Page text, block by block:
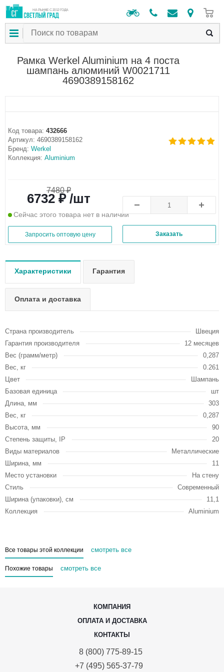
НА РЫНКЕ С 2012 ГОДА
Рамка Werkel Aluminium на 4 поста
шампань алюминий W0021711
4690389158162
Код товара: 432666
Артикул: 4690389158162
Бренд: Werkel
Коллекция: Aluminium
7480 ₽
6732 ₽ /шт
Сейчас этого товара нет в наличии
Запросить оптовую цену Заказать
Характеристики Гарантия
Оплата и доставка
Страна производитель
Швеция
Гарантия производителя
12 месяцев
Вес (грамм/метр)
0,287
Вес, кг
0.261
Цвет
Шампань
Базовая единица
шт
Длина, мм
303
Вес, кг
0,287
Высота, мм
90
Степень защиты, IP
20
Виды материалов
Металлические
Ширина, мм
11
Место установки
На стену
Стиль
Современный
Ширина (упаковки), см
11,1
Коллекция
Aluminium
Все товары этой коллекции смотреть все
Похожие товары смотреть все
КОМПАНИЯ
ОПЛАТА И ДОСТАВКА
КОНТАКТЫ
8 (800) 775-89-15
+7 (495) 565-37-79